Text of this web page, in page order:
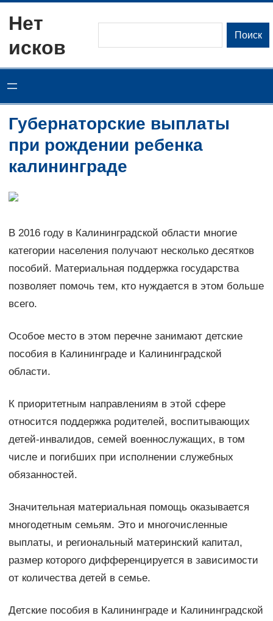
содержимому
Нет
исков
Поиск
Губернаторские выплаты
при рождении ребенка
калининграде
В 2016 году в Калининградской области многие
категории населения получают несколько десятков
пособий. Материальная поддержка государства
позволяет помочь тем, кто нуждается в этом больше
всего.
Особое место в этом перечне занимают детские
пособия в Калининграде и Калининградской
области.
К приоритетным направлениям в этой сфере
относится поддержка родителей, воспитывающих
детей-инвалидов, семей военнослужащих, в том
числе и погибших при исполнении служебных
обязанностей.
Значительная материальная помощь оказывается
многодетным семьям. Это и многочисленные
выплаты, и региональный материнский капитал,
размер которого дифференцируется в зависимости
от количества детей в семье.
Детские пособия в Калининграде и Калининградской